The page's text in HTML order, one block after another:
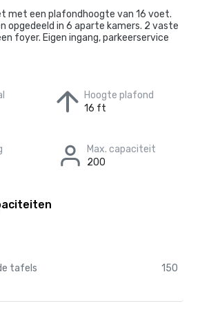
met een plafondhoogte van 16 voet.
opgedeeld in 6 aparte kamers. 2 vaste
foyer. Eigen ingang, parkeerservice
Hoogte plafond
16 ft
Max. capaciteit
200
tafels 150